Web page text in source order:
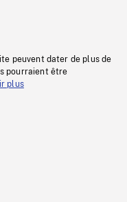
peuvent dater de plus de
pourraient être
plus